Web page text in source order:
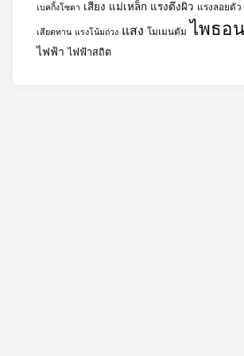
เบคกิ้งโซดา เสียง แม่เหล็ก แรงตึงผิว แรงลอยตัว
เสียดทาน แรงโน้มถ่วง แสง โมเมนตัม ไพธอน
ไฟฟ้า ไฟฟ้าสถิต